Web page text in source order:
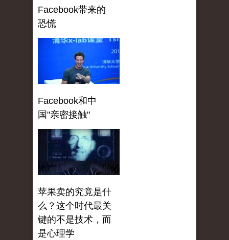
Facebook带来的
恐慌
Facebook和中
国"亲密接触"
苹果卖的究竟是什
么？这个时代最关
键的不是技术，而
是心理学